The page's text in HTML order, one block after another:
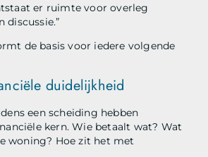
er ruimte voor overleg
discussie.”
de basis voor iedere volgende
duidelijkheid
een scheiding hebben
kern. Wie betaalt wat? Wat
woning? Hoe zit het met